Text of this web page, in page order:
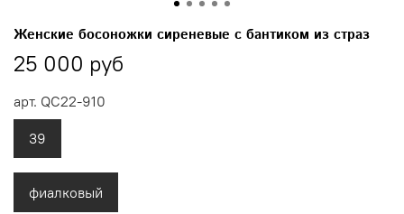
арт. QC22-910
Женские босоножки сиреневые с бантиком из страз
25 000 руб
39
фиалковый